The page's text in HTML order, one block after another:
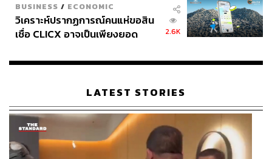
เริ่มต้น เขมะเพ็ชร
กองบรรณาธิการคัลเจอร์ สำนักข่าว THE
STANDARD
BUSINESS / ECONOMIC
วิเคราะห์ปรากฏการณ์คนแห่ขอสิน
เชื่อ CLICX อาจเป็นเพียงยอด
เรือนไทยที่ถูกซุกไว้
2.6K
LATEST STORIES